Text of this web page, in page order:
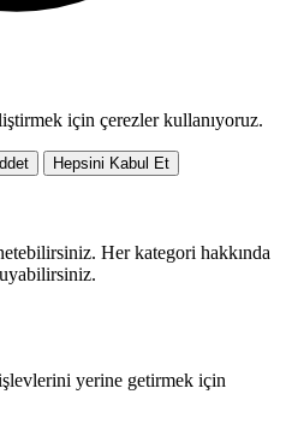
için çerezler kullanıyoruz.
Hepsini Kabul Et
Her kategori hakkında
yerine getirmek için